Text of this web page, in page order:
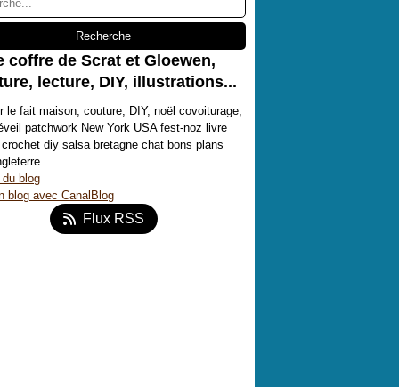
coffre de Scrat et Gloewen,
lecture, DIY, illustrations...
le fait maison, couture, DIY, noël covoiturage,
patchwork New York USA fest-noz livre
diy salsa bretagne chat bons plans
blog
blog avec CanalBlog
Flux RSS